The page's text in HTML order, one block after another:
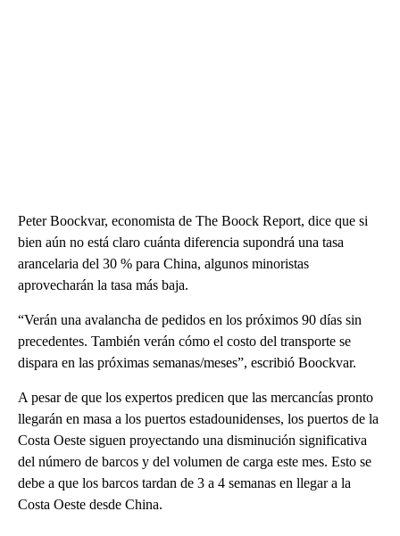
Peter Boockvar, economista de The Boock Report, dice que si
bien aún no está claro cuánta diferencia supondrá una tasa
arancelaria del 30 % para China, algunos minoristas
aprovecharán la tasa más baja.
“Verán una avalancha de pedidos en los próximos 90 días sin
precedentes. También verán cómo el costo del transporte se
dispara en las próximas semanas/meses”, escribió Boockvar.
A pesar de que los expertos predicen que las mercancías pronto
llegarán en masa a los puertos estadounidenses, los puertos de la
Costa Oeste siguen proyectando una disminución significativa
del número de barcos y del volumen de carga este mes. Esto se
debe a que los barcos tardan de 3 a 4 semanas en llegar a la
Costa Oeste desde China.